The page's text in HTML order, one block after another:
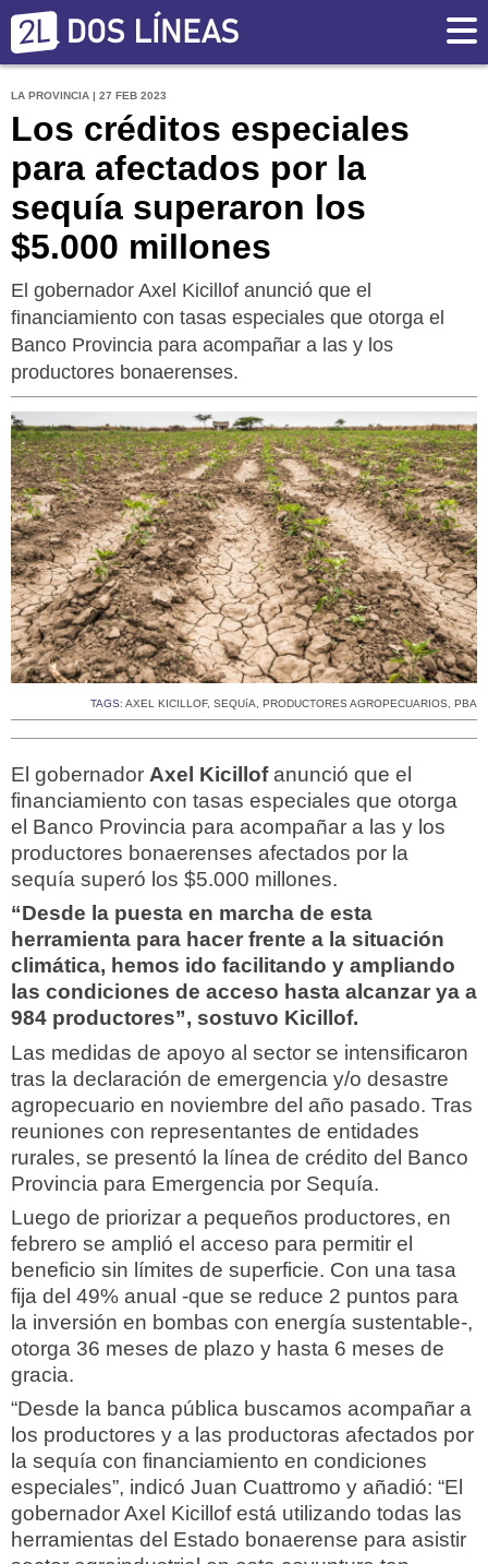
LA PROVINCIA | 27 FEB 2023
Los créditos especiales
para afectados por la
sequía superaron los
$5.000 millones
El gobernador Axel Kicillof anunció que el
financiamiento con tasas especiales que otorga el
Banco Provincia para acompañar a las y los
productores bonaerenses.
TAGS: AXEL KICILLOF, SEQUíA, PRODUCTORES AGROPECUARIOS, PBA
El gobernador Axel Kicillofanunció que el
financiamiento con tasas especiales que otorga
el Banco Provincia para acompañar a las y los
productores bonaerenses afectados por la
sequía superó los $5.000 millones.
“Desde la puesta en marcha de esta
herramienta para hacer frente a la situación
climática, hemos ido facilitando y ampliando
las condiciones de acceso hasta alcanzar ya a
984 productores”, sostuvo Kicillof.
Las medidas de apoyo al sector se intensificaron
tras la declaración de emergencia y/o desastre
agropecuario en noviembre del año pasado. Tras
reuniones con representantes de entidades
rurales, se presentó la línea de crédito del Banco
Provincia para Emergencia por Sequía.
Luego de priorizar a pequeños productores, en
febrero se amplió el acceso para permitir el
beneficio sin límites de superficie. Con una tasa
fija del 49% anual -que se reduce 2 puntos para
la inversión en bombas con energía sustentable-,
otorga 36 meses de plazo y hasta 6 meses de
gracia.
“Desde la banca pública buscamos acompañar a
los productores y a las productoras afectados por
la sequía con financiamiento en condiciones
especiales”, indicó Juan Cuattromo y añadió: “El
gobernador Axel Kicillof está utilizando todas las
herramientas del Estado bonaerense para asistir